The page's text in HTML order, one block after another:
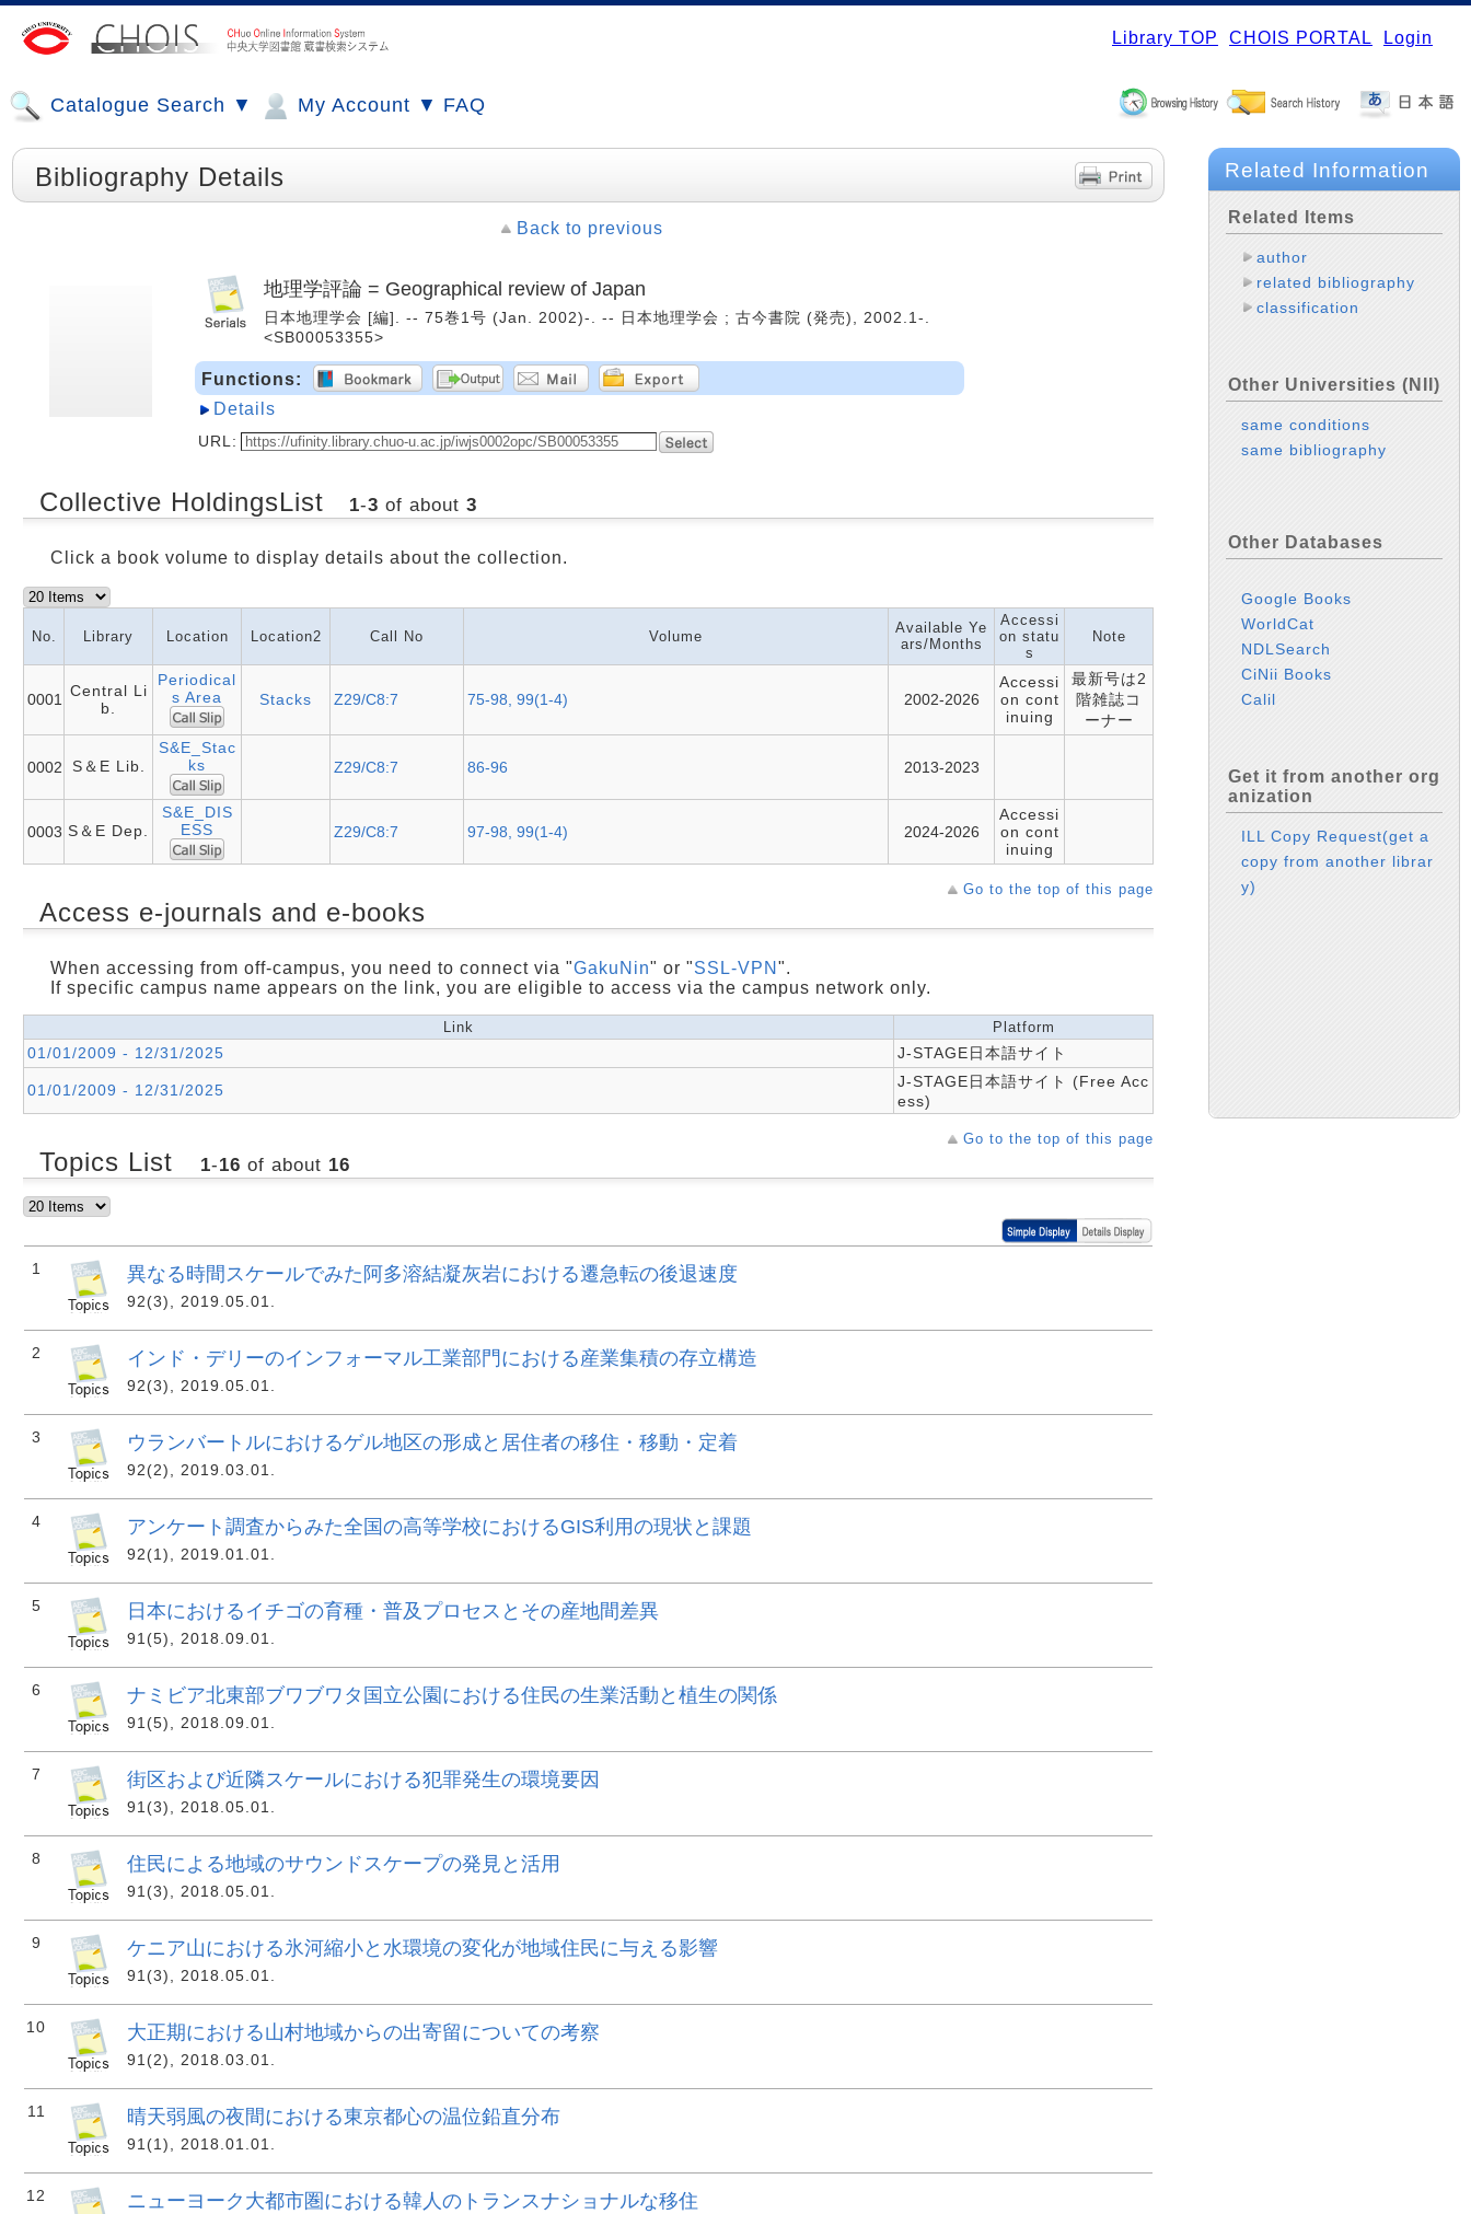
Library TOP CHOIS PORTAL Login
Catalogue Search ▼ My Account ▼ FAQ
Bibliography Details
Back to previous
地理学評論 = Geographical review of Japan
日本地理学会 [編]. -- 75巻1号 (Jan. 2002)-. -- 日本地理学会 ; 古今書院 (発売), 2002.1-.
<SB00053355>
Functions:
Details
URL:
Collective HoldingsList 1-3 of about 3
Click a book volume to display details about the collection.
No. Library Location Location2 Call No Volume
Available Ye
ars/Months
Accessi
on statu
s
Note
0001
Central Li
b.
Periodical
s Area
Stacks Z29/C8:7 75-98, 99(1-4) 2002-2026
Accessi
on cont
inuing
最新号は2
階雑誌コ
ーナー
0002 S＆E Lib.
S&E_Stac
ks
Z29/C8:7 86-96 2013-2023
0003 S＆E Dep.
S&E_DIS
ESS
Z29/C8:7 97-98, 99(1-4) 2024-2026
Accessi
on cont
inuing
Go to the top of this page
Access e-journals and e-books
When accessing from off-campus, you need to connect via "GakuNin" or "SSL-VPN ".
If specific campus name appears on the link, you are eligible to access via the campus network only.
Link Platform
01/01/2009 - 12/31/2025 J-STAGE日本語サイト
01/01/2009 - 12/31/2025
J-STAGE日本語サイト (Free Acc
ess)
Go to the top of this page
Topics List 1-16 of about 16
1 異なる時間スケールでみた阿多溶結凝灰岩における遷急転の後退速度
92(3), 2019.05.01.
2 インド・デリーのインフォーマル工業部門における産業集積の存立構造
92(3), 2019.05.01.
3 ウランバートルにおけるゲル地区の形成と居住者の移住・移動・定着
92(2), 2019.03.01.
4 アンケート調査からみた全国の高等学校におけるGIS利用の現状と課題
92(1), 2019.01.01.
5 日本におけるイチゴの育種・普及プロセスとその産地間差異
91(5), 2018.09.01.
6 ナミビア北東部ブワブワタ国立公園における住民の生業活動と植生の関係
91(5), 2018.09.01.
7 街区および近隣スケールにおける犯罪発生の環境要因
91(3), 2018.05.01.
8 住民による地域のサウンドスケープの発見と活用
91(3), 2018.05.01.
9 ケニア山における氷河縮小と水環境の変化が地域住民に与える影響
91(3), 2018.05.01.
10 大正期における山村地域からの出寄留についての考察
91(2), 2018.03.01.
11 晴天弱風の夜間における東京都心の温位鉛直分布
91(1), 2018.01.01.
12 ニューヨーク大都市圏における韓人のトランスナショナルな移住
Related Information
Related Items
author
related bibliography
classification
Other Universities (NII)
same conditions
same bibliography
Other Databases
Google Books
WorldCat
NDLSearch
CiNii Books
Calil
Get it from another org
anization
ILL Copy Request(get a
copy from another librar
y)